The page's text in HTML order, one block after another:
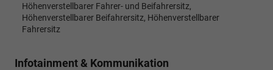
Höhenverstellbarer Fahrer- und Beifahrersitz,
Höhenverstellbarer Beifahrersitz, Höhenverstellbarer
Fahrersitz
Infotainment & Kommunikation